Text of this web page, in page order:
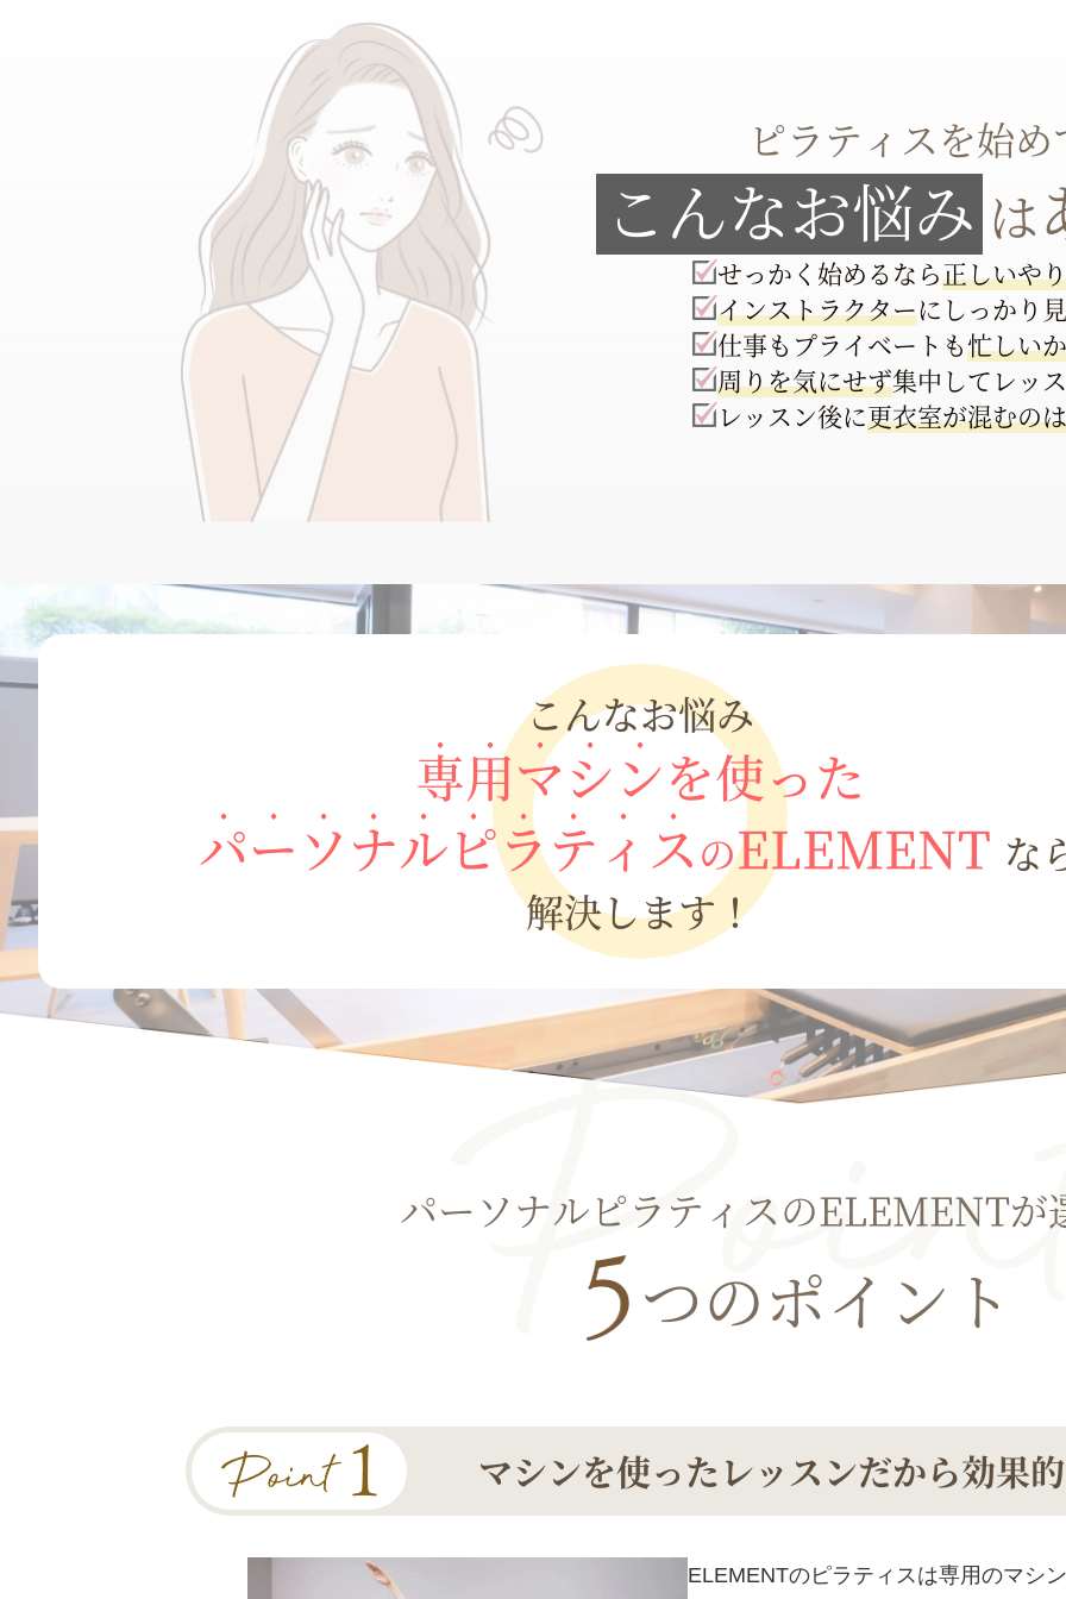
ピラティスを始
こんなお悩み は
せっかく始めるなら正しいや
インストラクターにしっかり
仕事もプライベートも忙しい
周りを気にせず集中して レッ
レッスン後に更衣室が混むの
こんなお悩み
専用マシンを使った
パーソナルピラティスのELEMENT な
解決します！
パーソナルピラティスのELEMENTが
つのポイント
マシンを使ったレッスンだから効果
ELEMENTのピラティスは専用のマシ